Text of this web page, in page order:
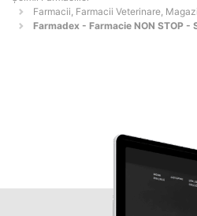
Farmacii, Farmacii Veterinare,
Farmadex - Farmacie NON STOP -